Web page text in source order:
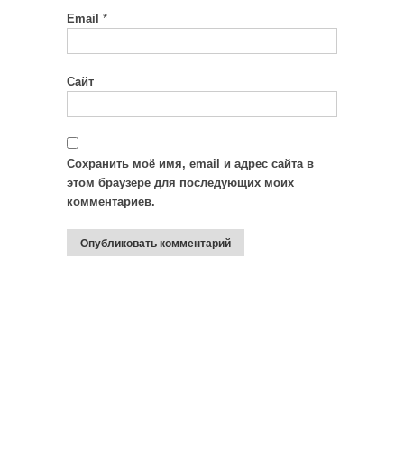
Email *
Сайт
Сохранить моё имя, email и адрес сайта в
этом браузере для последующих моих
комментариев.